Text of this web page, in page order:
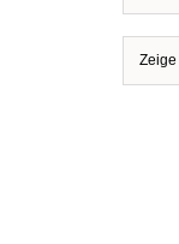
Zeige